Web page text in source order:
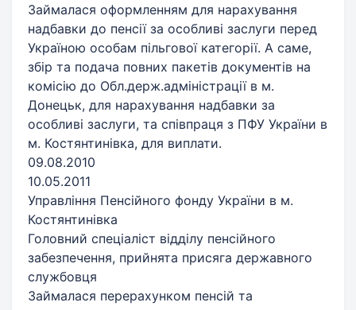
Займалася оформленням для нарахування
надбавки до пенсії за особливі заслуги перед
Україною особам пільгової категорії. А саме,
збір та подача повних пакетів документів на
комісію до Обл.держ.адміністрації в м.
Донецьк, для нарахування надбавки за
особливі заслуги, та співпраця з ПФУ України в
м. Костянтинівка, для виплати.
09.08.2010
10.05.2011
Управління Пенсійного фонду України в м.
Костянтинівка
Головний спеціаліст відділу пенсійного
забезпечення, прийнята присяга державного
службовця
Займалася перерахунком пенсій та